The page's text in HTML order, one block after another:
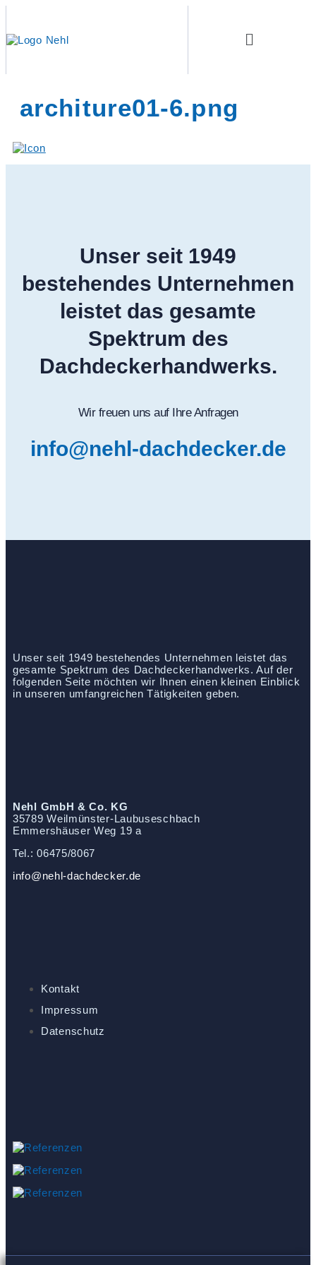
Inhalt
architure01-6.png
Unser seit 1949
bestehendes Unternehmen
leistet das gesamte
Spektrum des
Dachdeckerhandwerks.
Wir freuen uns auf Ihre Anfragen
info@nehl-dachdecker.de
Unser seit 1949 bestehendes Unternehmen leistet das
gesamte Spektrum des Dachdeckerhandwerks. Auf der
folgenden Seite möchten wir Ihnen einen kleinen Einblick
in unseren umfangreichen Tätigkeiten geben.
Nehl GmbH & Co. KG
35789 Weilmünster-Laubuseschbach
Emmershäuser Weg 19 a
Tel.: 06475/8067
info@nehl-dachdecker.de
Kontakt
Impressum
Datenschutz